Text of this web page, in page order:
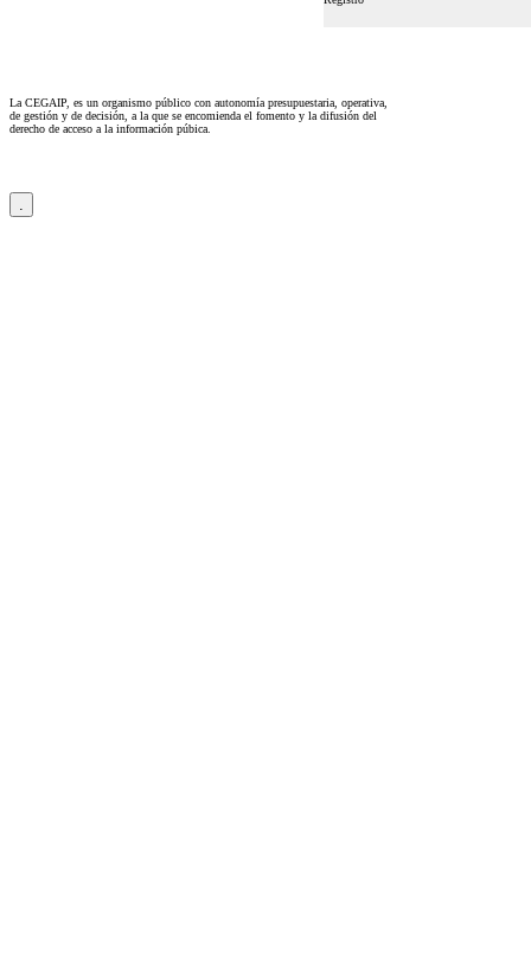
La CEGAIP, es un organismo público con autonomía presupuestaria, operativa,
de gestión y de decisión, a la que se encomienda el fomento y la difusión del
derecho de acceso a la información púbica.